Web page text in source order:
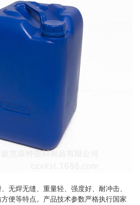
无焊无缝、重量轻、强度好、耐冲击、
便等特点。产品技术参数严格执行国家